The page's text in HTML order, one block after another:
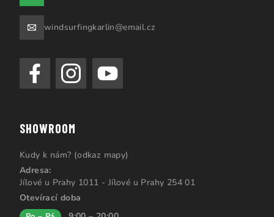
windsurfingkarlin@email.cz
SHOWROOM
Kudy k nám? (odkaz mapy)
Adresa:
Jílové u Prahy 1011 - Jílové u Prahy 254 01
Otevírací doba